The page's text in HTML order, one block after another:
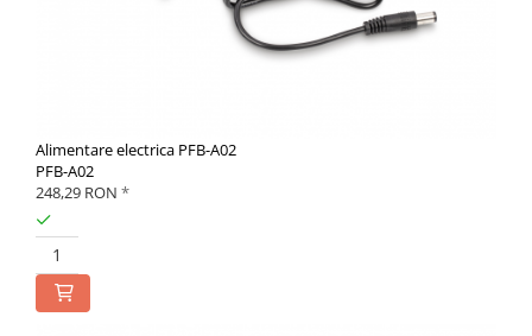
Alimentare electrica PFB-A02
PFB-A02
248,29 RON *